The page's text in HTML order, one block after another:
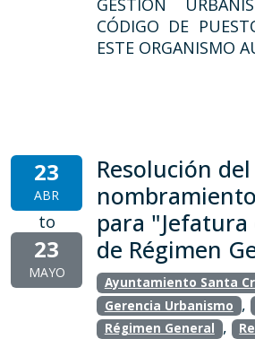
GESTIÓN
CÓDIGO DE
ESTE ORGANISMO
23
ABR
to
23
MAYO
Resolución del
para "Jefatura
de Régimen
Ayuntamiento Santa
Gerencia Urbanismo ,
Régimen General ,